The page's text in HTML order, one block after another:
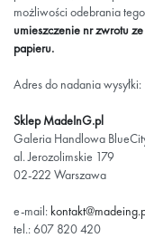
możliwości odebrania
umieszczenie nr zwrotu
papieru.
Adres do nadania wysyłki:
Sklep MadeInG.pl
Galeria Handlowa
al. Jerozolimskie 179
02-222 Warszawa
e-mail:
tel.: 607 820 420